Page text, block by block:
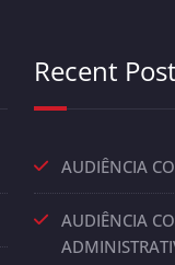
Recent
AUDIÊNCIA
AUDIÊNCIA